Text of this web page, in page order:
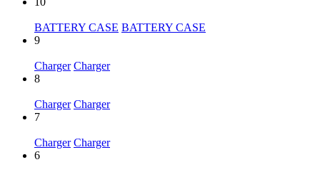
BATTERY CASE BATTERY CASE
9
Charger Charger
8
Charger Charger
7
Charger Charger
6